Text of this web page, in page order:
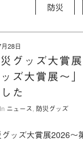
防災
28日
災グッズ⼤賞
ズ⼤賞展〜
た
In ニュース 防災グッズ
グッズ⼤賞展2026